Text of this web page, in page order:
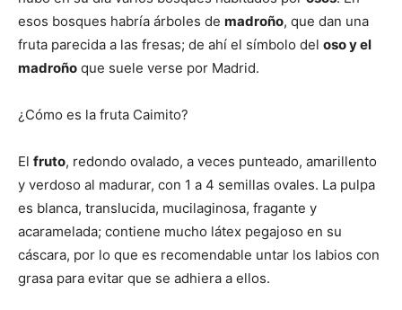
esos bosques habría árboles de madroño, que dan una
fruta parecida a las fresas; de ahí el símbolo del oso y el
madroño que suele verse por Madrid.
¿Cómo es la fruta Caimito?
El fruto, redondo ovalado, a veces punteado, amarillento
y verdoso al madurar, con 1 a 4 semillas ovales. La pulpa
es blanca, translucida, mucilaginosa, fragante y
acaramelada; contiene mucho látex pegajoso en su
cáscara, por lo que es recomendable untar los labios con
grasa para evitar que se adhiera a ellos.